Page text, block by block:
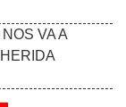
VA A